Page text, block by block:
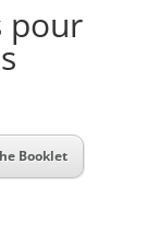
pour
Booklet